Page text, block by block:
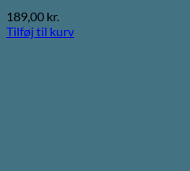
189,00 kr.
Tilføj til kurv